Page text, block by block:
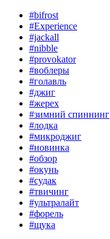
#bifrost
#Experience
#jackall
#nibble
#provokator
#воблеры
#голавль
#джиг
#жерех
#зимний спиннинг
#лодка
#микроджиг
#новинка
#обзор
#окунь
#судак
#твичинг
#ультралайт
#форель
#щука